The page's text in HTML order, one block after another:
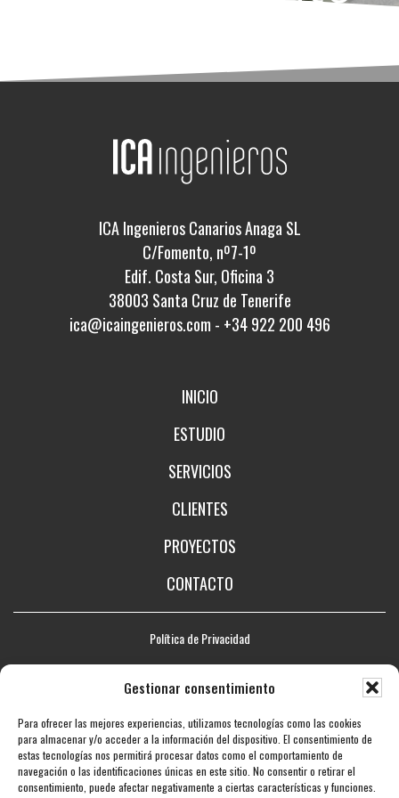
Gestionar consentimiento
Para ofrecer las mejores experiencias, utilizamos tecnologías como las cookies
para almacenar y/o acceder a la información del dispositivo. El consentimiento de
estas tecnologías nos permitirá procesar datos como el comportamiento de
navegación o las identificaciones únicas en este sitio. No consentir o retirar el
consentimiento, puede afectar negativamente a ciertas características y funciones.
ICA Ingenieros Canarios Anaga SL
C/Fomento, nº7-1º
Edif. Costa Sur, Oficina 3
38003 Santa Cruz de Tenerife
ica@icaingenieros.com - +34 922 200 496
INICIO
ESTUDIO
SERVICIOS
CLIENTES
PROYECTOS
CONTACTO
Política de Privacidad
Aviso legal
Mapa web
Accesibilidad